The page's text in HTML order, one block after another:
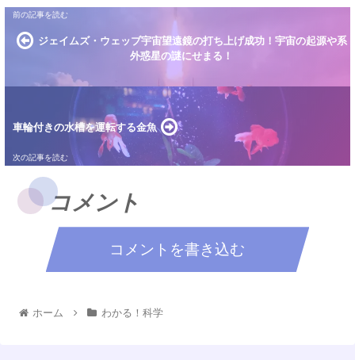
ジェイムズ・ウェッブ宇宙望遠鏡の打ち上げ成功！宇宙の起源や系
外惑星の謎にせまる！
車輪付きの水槽を運転する金魚
コメント
コメントを書き込む
ホーム わかる！科学